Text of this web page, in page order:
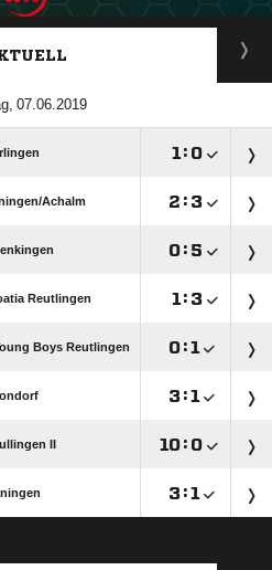
ANZEIGE

 : 
​Achalm  : 
: 
Reutlingen  : 
Boys Reutlingen :
:
II : 
:
ANZEIGE